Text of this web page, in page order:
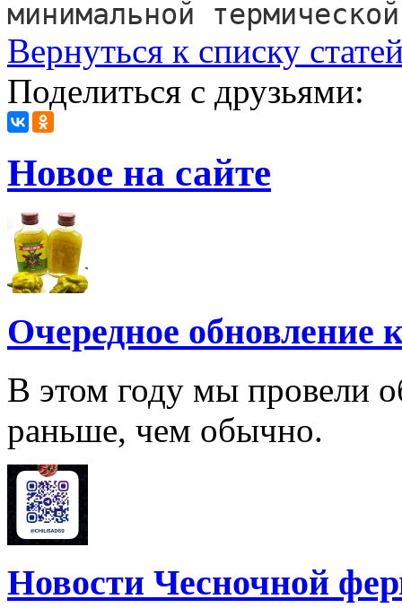
Вернуться к списку
Поделиться с друзьями:
Новое на сайте
Очередное обновление
В этом году мы провели
раньше, чем обычно.
Новости Чесночной